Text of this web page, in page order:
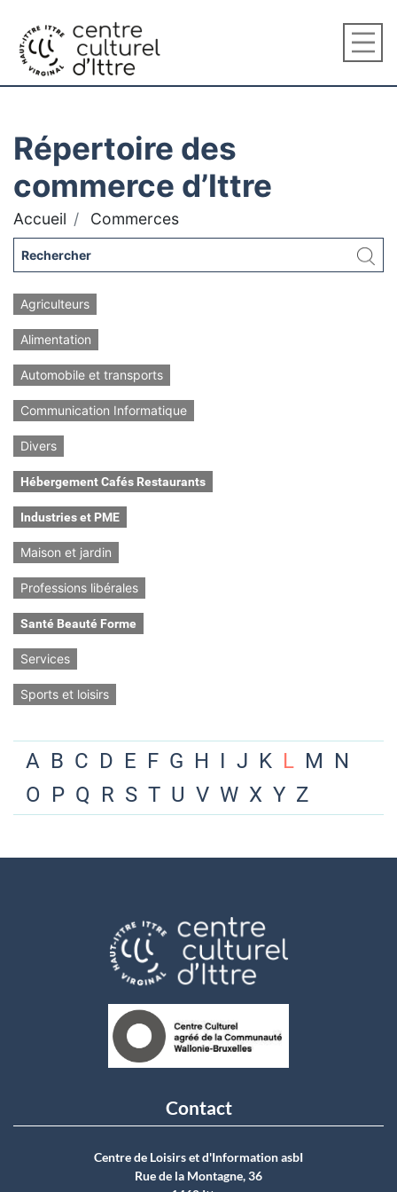
Répertoire des
commerce d’Ittre
Accueil Commerces
Agriculteurs
Alimentation
Automobile et transports
Communication Informatique
Divers
Hébergement Cafés Restaurants
Industries et PME
Maison et jardin
Professions libérales
Santé Beauté Forme
Services
Sports et loisirs
A B C D E F G H I J K L M N
O P Q R S T U V W X Y Z
Contact
Centre de Loisirs et d'Information asbI
Rue de la Montagne, 36